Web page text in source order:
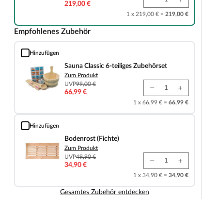
219,00 €
1 x 219,00 € = 219,00 €
Empfohlenes Zubehör
Hinzufügen
Sauna Classic 6-teiliges Zubehörset
Sauna Classic 6-teiliges Zubehörset
Zum Produkt
UVP99,00 €
66,99 €
1 x 66,99 € = 66,99 €
Hinzufügen
Bodenrost (Fichte)
Bodenrost (Fichte)
Zum Produkt
UVP49,90 €
34,90 €
1 x 34,90 € = 34,90 €
Gesamtes Zubehör entdecken